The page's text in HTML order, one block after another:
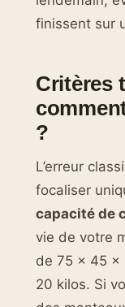
finissent sur
Critères
?
L’erreur
focaliser
capacité de
vie de votre
de 75 x 45 x
20 kilos. Si